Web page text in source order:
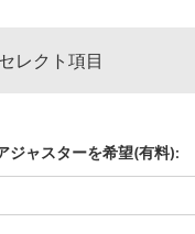
レクト項目
ジャスターを希望(有料):